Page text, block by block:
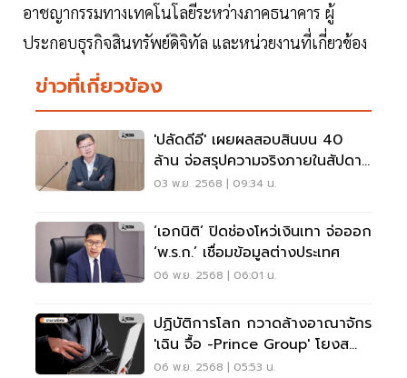
อาชญากรรมทางเทคโนโลยีระหว่างภาคธนาคาร ผู้
ประกอบธุรกิจสินทรัพย์ดิจิทัล และหน่วยงานที่เกี่ยวข้อง
ข่าวที่เกี่ยวข้อง
'ปลัดดีอี' เผยผลสอบสินบน 40
ล้าน จ่อสรุปความจริงภายในสัปดาห์
นี้
03 พ.ย. 2568 | 09:34 น.
‘เอกนิติ’ ปิดช่องโหว่เงินเทา จ่อออก
‘พ.ร.ก.’ เชื่อมข้อมูลต่างประเทศ
06 พ.ย. 2568 | 06:01 น.
ปฏิบัติการโลก กวาดล้างอาณาจักร
'เฉิน จื้อ -Prince Group' โยงส
แกมเมอร์กัมพูชา
06 พ.ย. 2568 | 05:53 น.